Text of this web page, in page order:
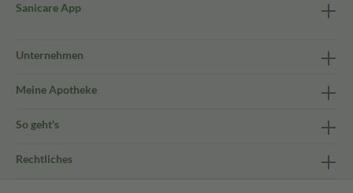
Sanicare App
Unternehmen
Meine Apotheke
So geht's
Rechtliches